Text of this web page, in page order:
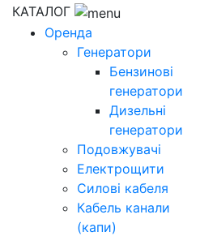
КАТАЛОГ
Оренда
Генератори
Бензинові
генератори
Дизельні
генератори
Подовжувачі
Електрощити
Силові кабеля
Кабель канали
(капи)